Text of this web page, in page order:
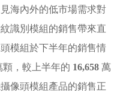
海內外的低市場需求對
識別模組的銷售帶來直
模組於下半年的銷售情
，較上半年的 16,658萬
像頭模組產品的銷售正